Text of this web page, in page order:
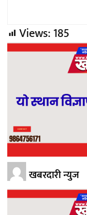
Views:185
खबरदारी न्युज